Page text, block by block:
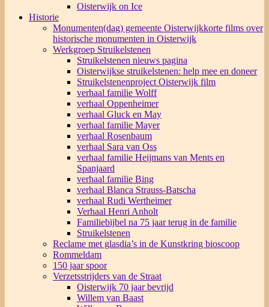
Oisterwijk on Ice
Historie
Monumenten(dag) gemeente Oisterwijkkorte films over
historische monumenten in Oisterwijk
Werkgroep Struikelstenen
Struikelstenen nieuws pagina
Oisterwijkse struikelstenen: help mee en doneer
Struikelstenenproject Oisterwijk film
verhaal familie Wolff
verhaal Oppenheimer
verhaal Gluck en May
verhaal familie Mayer
verhaal Rosenbaum
verhaal Sara van Oss
verhaal familie Heijmans van Ments en
Spanjaard
verhaal familie Bing
verhaal Blanca Strauss-Batscha
verhaal Rudi Wertheimer
Verhaal Henri Anholt
Familiebijbel na 75 jaar terug in de familie
Struikelstenen
Reclame met glasdia’s in de Kunstkring bioscoop
Rommeldam
150 jaar spoor
Verzetsstrijders van de Straat
Oisterwijk 70 jaar bevrijd
Willem van Baast